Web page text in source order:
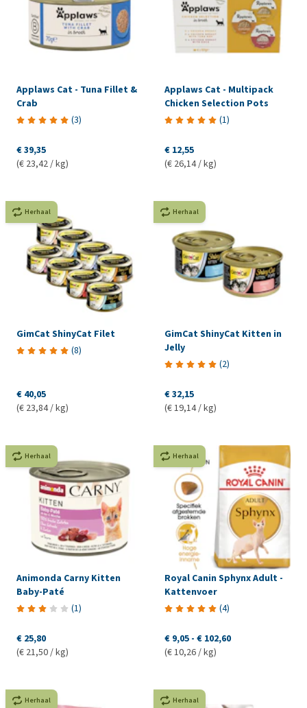
Applaws Cat - Tuna Fillet &
Crab
(3)
€ 39,35
(€ 23,42 / kg)
Applaws Cat - Multipack
Chicken Selection Pots
(1)
€ 12,55
(€ 26,14 / kg)
Herhaal
GimCat ShinyCat Filet
(8)
€ 40,05
(€ 23,84 / kg)
Herhaal
GimCat ShinyCat Kitten in
Jelly
(2)
€ 32,15
(€ 19,14 / kg)
Herhaal
Animonda Carny Kitten
Baby-Paté
(1)
€ 25,80
(€ 21,50 / kg)
Herhaal
Royal Canin Sphynx Adult -
Kattenvoer
(4)
€ 9,05 - € 102,60
(€ 10,26 / kg)
Herhaal Herhaal